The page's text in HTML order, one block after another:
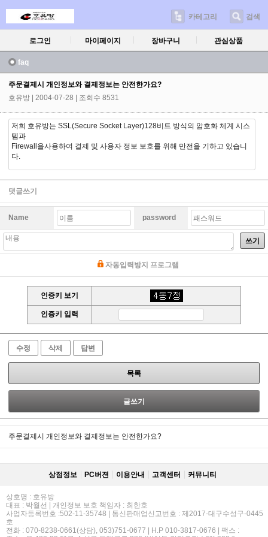
카테고리 검색
로그인 마이페이지 장바구니 관심상품
faq
주문결제시 개인정보와 결제정보는 안전한가요?
호유방
| 2004-07-28 | 조회수 8531
저희 호유방는 SSL(Secure Socket Layer)128비트 방식의 암호화 체계 시스
템과
Firewall을사용하여 결제 및 사용자 정보 보호를 위해 만전을 기하고 있습니
다.
댓글쓰기
Name password
쓰기
자동입력방지 프로그램
인증키 보기
인증키 입력
수정 삭제 답변
목록
글쓰기
주문결제시 개인정보와 결제정보는 안전한가요?
상점정보 PC버젼 이용안내 고객센터 커뮤니티
상호명 : 호유방
대표 : 박월선 | 개인정보 보호 책임자 : 최한호
사업자등록번호 :502-11-35748 | 통신판매업신고번호 : 제2017-대구수성구-0445
호
전화 : 070-8238-0661(상담), 053)751-0677 | H.P 010-3817-0676 | 팩스 :